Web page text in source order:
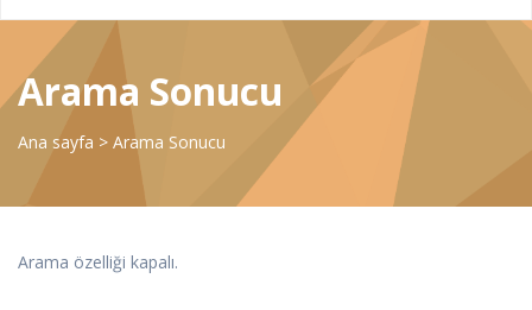
Arama Sonucu
Ana sayfa > Arama Sonucu
Arama özelliği kapalı.